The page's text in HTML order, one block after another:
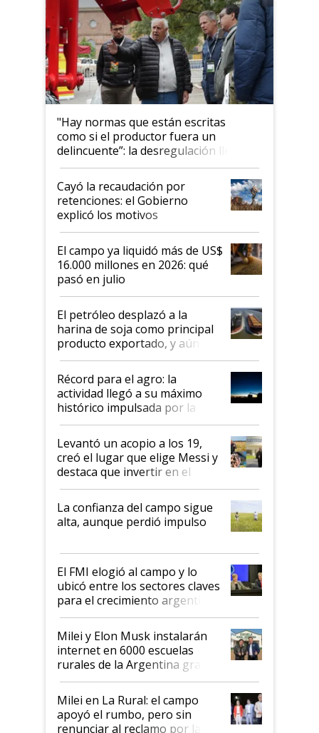
"Hay normas que están escritas
como si el productor fuera un
delincuente”: la desregulación llegó
al Congreso Aapresid y hasta se
habló del financiamiento al IPCVA
Cayó la recaudación por
retenciones: el Gobierno
explicó los motivos
El campo ya liquidó más de US$
16.000 millones en 2026: qué
pasó en julio
El petróleo desplazó a la
harina de soja como principal
producto exportado, y aún así
el agro aportó casi seis de cada
diez dólares y sostuvo el
liderazgo en un semestre
récord
Récord para el agro: la
actividad llegó a su máximo
histórico impulsada por la
cosecha y las exportaciones
Levantó un acopio a los 19,
creó el lugar que elige Messi y
destaca que invertir en el
kirchnerismo era como "darle
plata a un hijo para droga":
Juan Félix Rossetti, el libertario
que de una dura crisis salió
de Milei
La confianza del campo sigue
alta, aunque perdió impulso
El FMI elogió al campo y lo
ubicó entre los sectores claves
para el crecimiento argentino
Milei y Elon Musk instalarán
internet en 6000 escuelas
rurales de la Argentina gracias
a un acuerdo con Starlink
Milei en La Rural: el campo
apoyó el rumbo, pero sin
renunciar al reclamo por las